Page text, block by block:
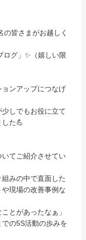
皆さまがお越しく
グ」✨（嬉しい限
ンアップにつなげ
しでもお役に立て
た💪
てご紹介させてい
みの中で直面した
現場の改善事例な
とがあったなぁ」
の5S活動の歩みを